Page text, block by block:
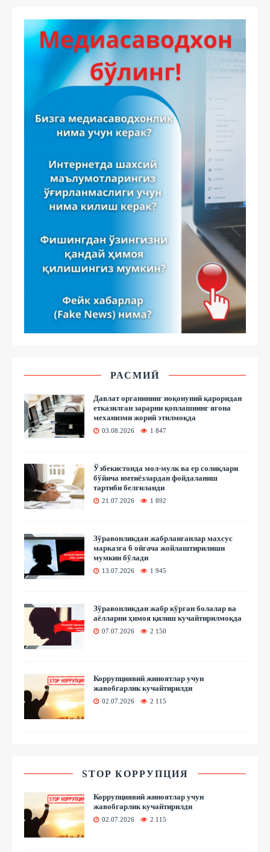
РАСМИЙ
Давлат органининг ноқонуний қароридан
етказилган зарарни қоплашнинг ягона
механизми жорий этилмоқда
03.08.2026 1 847
Ўзбекистонда мол-мулк ва ер солиқлари
бўйича имтиёзлардан фойдаланиш
тартиби белгиланди
21.07.2026 1 892
Зўравонликдан жабрланганлар махсус
марказга 6 ойгача жойлаштирилиши
мумкин бўлади
13.07.2026 1 945
Зўравонликдан жабр кўрган болалар ва
аёлларни ҳимоя қилиш кучайтирилмоқда
07.07.2026 2 150
Коррупциявий жиноятлар учун
жавобгарлик кучайтирилди
02.07.2026 2 115
STOP КОРРУПЦИЯ
Коррупциявий жиноятлар учун
жавобгарлик кучайтирилди
02.07.2026 2 115